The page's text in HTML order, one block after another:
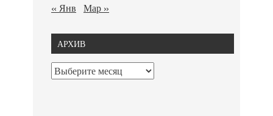
« Янв Мар »
АРХИВ